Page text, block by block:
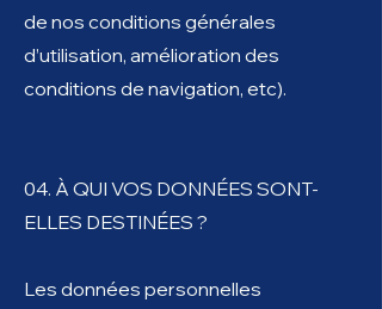
de nos conditions générales
d’utilisation, amélioration des
conditions de navigation, etc).
04. À QUI VOS DONNÉES SONT-
ELLES DESTINÉES ?
Les données personnelles